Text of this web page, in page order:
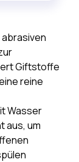
Giftstoffe
reine
Wasser
aus, um